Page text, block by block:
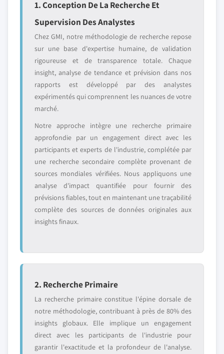
1. Conception De La Recherche Et
Supervision Des Analystes
Chez GMI, notre méthodologie de recherche repose
sur une base d'expertise humaine, de validation
rigoureuse et de transparence totale. Chaque
insight, analyse de tendance et prévision dans nos
rapports est développé par des analystes
expérimentés qui comprennent les nuances de votre
marché.
Notre approche intègre une recherche primaire
approfondie par un engagement direct avec les
participants et experts de l'industrie, complétée par
une recherche secondaire complète provenant de
sources mondiales vérifiées. Nous appliquons une
analyse d'impact quantifiée pour fournir des
prévisions fiables, tout en maintenant une traçabilité
complète des sources de données originales aux
insights finaux.
2. Recherche Primaire
La recherche primaire constitue l'épine dorsale de
notre méthodologie, contribuant à près de 80% des
insights globaux. Elle implique un engagement
direct avec les participants de l'industrie pour
garantir l'exactitude et la profondeur de l'analyse.